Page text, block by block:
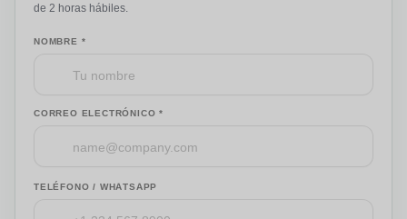
de 2 horas hábiles.
NOMBRE *
CORREO ELECTRÓNICO *
TELÉFONO / WHATSAPP